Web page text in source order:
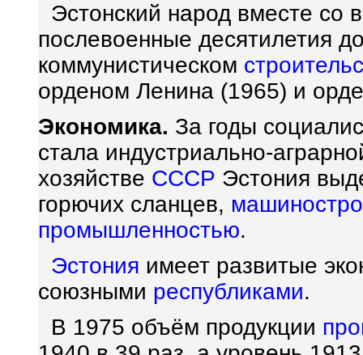
Эстонский народ вместе со
послевоенные десятилетия
коммунистическом
орденом Ленина (1965) и
Экономика. За годы
стала индустриально-
хозяйстве СССР Эстония
горючих сланцев,
промышленностью.
Эстония имеет развитые
союзными республиками.
В 1975 объём продукции